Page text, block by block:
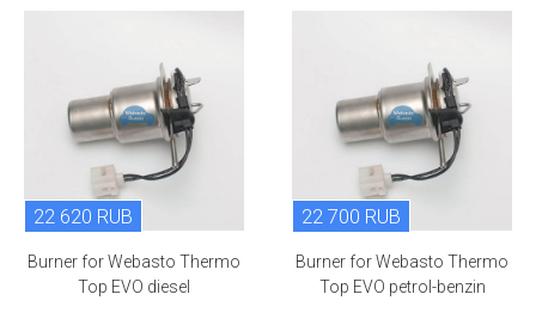
22 620 RUB
Burner for Webasto Thermo
Top EVO diesel
22 700 RUB
Burner for Webasto Thermo
Top EVO petrol-benzin